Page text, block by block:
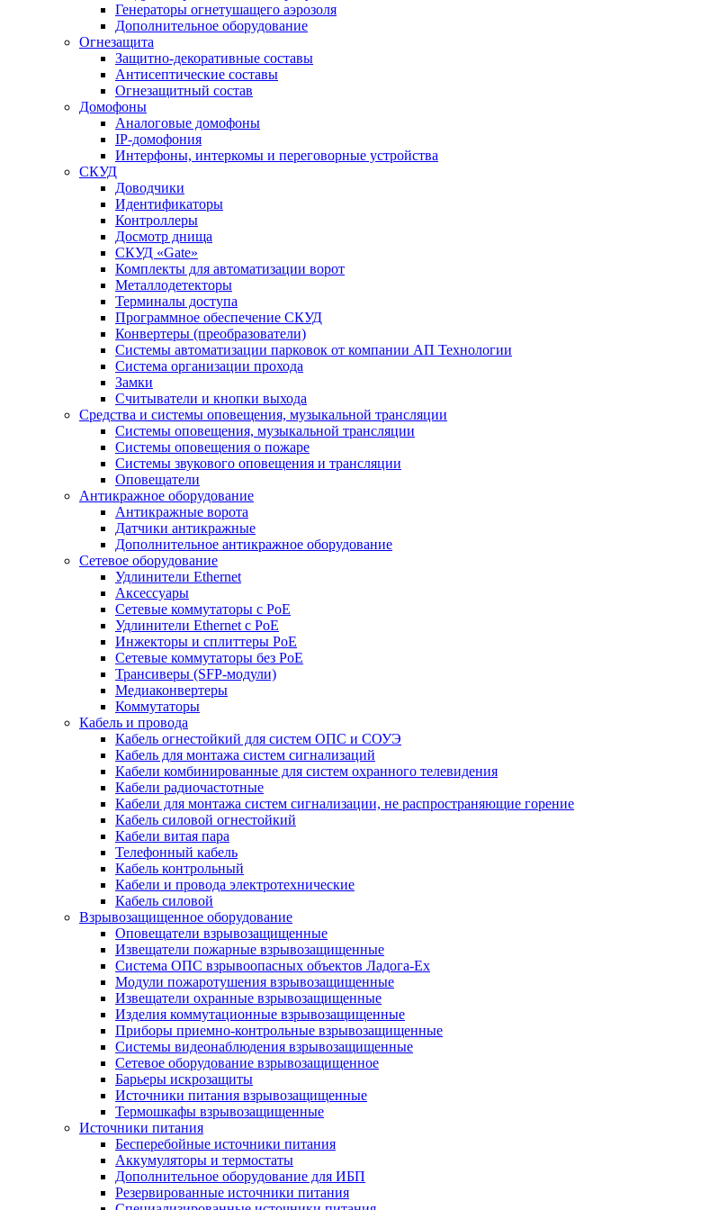
Генераторы огнетушащего аэрозоля
Дополнительное оборудование
Огнезащита
Защитно-декоративные составы
Антисептические составы
Огнезащитный состав
Домофоны
Аналоговые домофоны
IP-домофония
Интерфоны, интеркомы и переговорные устройства
СКУД
Доводчики
Идентификаторы
Контроллеры
Досмотр днища
СКУД «Gate»
Комплекты для автоматизации ворот
Металлодетекторы
Терминалы доступа
Программное обеспечение СКУД
Конвертеры (преобразователи)
Системы автоматизации парковок от компании АП Технологии
Система организации прохода
Замки
Считыватели и кнопки выхода
Средства и системы оповещения, музыкальной трансляции
Системы оповещения, музыкальной трансляции
Системы оповещения о пожаре
Системы звукового оповещения и трансляции
Оповещатели
Антикражное оборудование
Антикражные ворота
Датчики антикражные
Дополнительное антикражное оборудование
Сетевое оборудование
Удлинители Ethernet
Аксессуары
Сетевые коммутаторы с РоЕ
Удлинители Ethernet с PoE
Инжекторы и сплиттеры РоЕ
Сетевые коммутаторы без РоЕ
Трансиверы (SFP-модули)
Медиаконвертеры
Коммутаторы
Кабель и провода
Кабель огнестойкий для систем ОПС и СОУЭ
Кабель для монтажа систем сигнализаций
Кабели комбинированные для систем охранного телевидения
Кабели радиочастотные
Кабели для монтажа систем сигнализации, не распространяющие горение
Кабель силовой огнестойкий
Кабели витая пара
Телефонный кабель
Кабель контрольный
Кабели и провода электротехнические
Кабель силовой
Взрывозащищенное оборудование
Оповещатели взрывозащищенные
Извещатели пожарные взрывозащищенные
Система ОПС взрывоопасных объектов Ладога-Ex
Модули пожаротушения взрывозащищенные
Извещатели охранные взрывозащищенные
Изделия коммутационные взрывозащищенные
Приборы приемно-контрольные взрывозащищенные
Системы видеонаблюдения взрывозащищенные
Сетевое оборудование взрывозащищенное
Барьеры искрозащиты
Источники питания взрывозащищенные
Термошкафы взрывозащищенные
Источники питания
Бесперебойные источники питания
Аккумуляторы и термостаты
Дополнительное оборудование для ИБП
Резервированные источники питания